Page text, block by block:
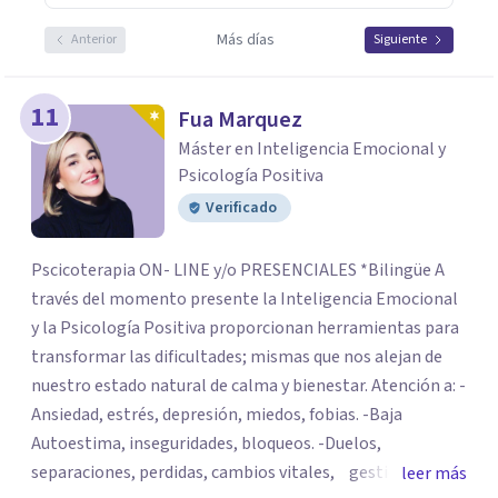
Anterior Más días Siguiente
11 Fua Marquez
Máster en Inteligencia Emocional y
Psicología Positiva
Verificado
Pscicoterapia ON- LINE y/o PRESENCIALES *Bilingüe A
través del momento presente la Inteligencia Emocional
y la Psicología Positiva proporcionan herramientas para
transformar las dificultades; mismas que nos alejan de
nuestro estado natural de calma y bienestar. Atención a: -
Ansiedad, estrés, depresión, miedos, fobias. -Baja
Autoestima, inseguridades, bloqueos. -Duelos,
separaciones, perdidas, cambios vitales, gestión deleer más